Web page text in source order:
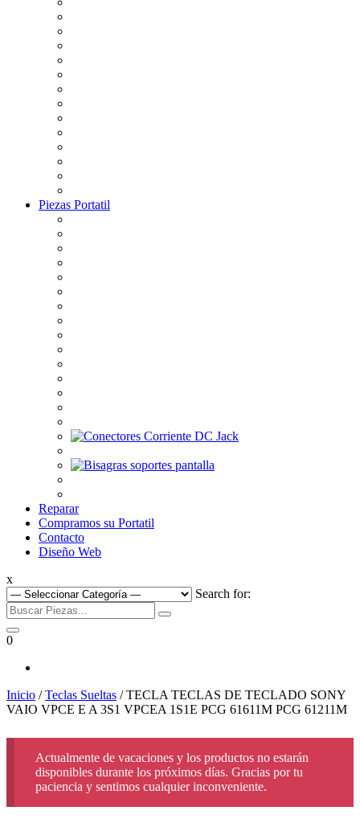
Piezas Portatil
Reparar
Compramos su Portatil
Contacto
Diseño Web
x
Search for:
0
Inicio /Teclas Sueltas / TECLA TECLAS DE TECLADO SONY
VAIO VPCE E A 3S1 VPCEA 1S1E PCG 61611M PCG 61211M
Actualmente de vacaciones y los productos no estarán
disponibles durante los próximos días. Gracias por tu
paciencia y sentimos cualquier inconveniente.